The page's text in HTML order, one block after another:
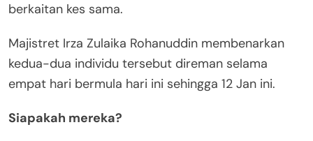
berkaitan kes sama.
Majistret Irza Zulaika Rohanuddin membenarkan
kedua-dua individu tersebut direman selama
empat hari bermula hari ini sehingga 12 Jan ini.
Siapakah mereka?